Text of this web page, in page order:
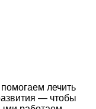
лечить
— чтобы